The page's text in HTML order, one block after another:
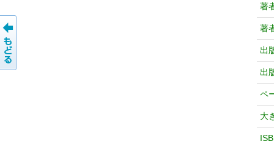
著
著
出
出
ペ
大